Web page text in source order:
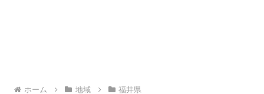
ホーム 地域 福井県